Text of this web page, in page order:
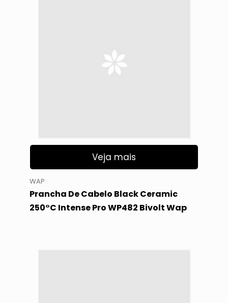
Veja mais
WAP
Prancha De Cabelo Black Ceramic
250°C Intense Pro WP482 Bivolt Wap